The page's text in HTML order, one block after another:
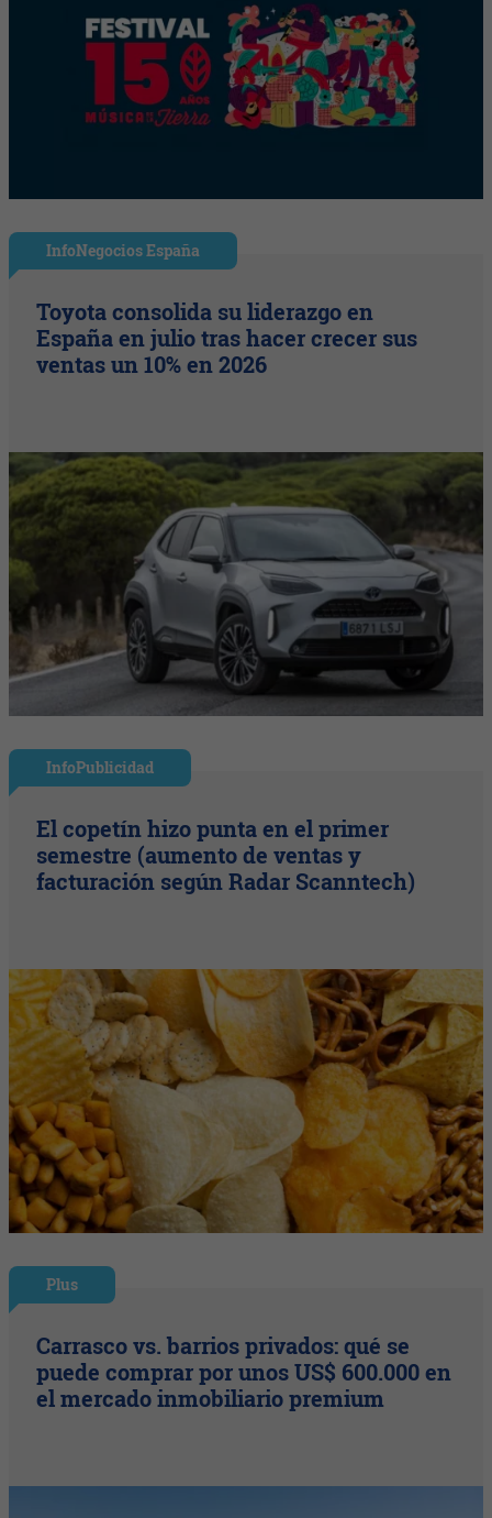
InfoNegocios España
Toyota consolida su liderazgo en
España en julio tras hacer crecer sus
ventas un 10% en 2026
InfoPublicidad
El copetín hizo punta en el primer
semestre (aumento de ventas y
facturación según Radar Scanntech)
Plus
Carrasco vs. barrios privados: qué se
puede comprar por unos US$ 600.000 en
el mercado inmobiliario premium